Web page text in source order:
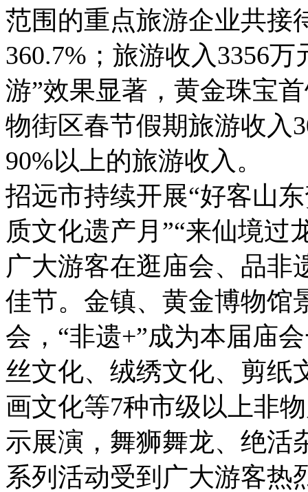
范围的重点旅游企业共接
360.7%；旅游收入3356
游”效果显著，黄金珠宝
物街区春节假期旅游收入
90%以上的旅游收入。
招远市持续开展“好客山
质文化遗产月”“来仙境过
广大游客在逛庙会、品非
佳节。金镇、黄金博物馆
会，“非遗+”成为本届庙
丝文化、绒绣文化、剪纸
画文化等7种市级以上非
示展演，舞狮舞龙、绝活
系列活动受到广大游客热